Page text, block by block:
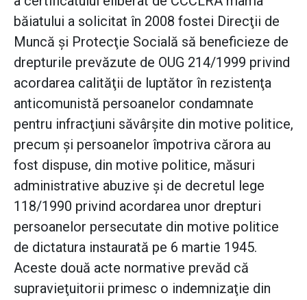
băiatului a solicitat în 2008 fostei Direcţii de
Muncă şi Protecţie Socială să beneficieze de
drepturile prevăzute de OUG 214/1999 privind
acordarea calităţii de luptător în rezistenţa
anticomunistă persoanelor condamnate
pentru infracţiuni săvârşite din motive politice,
precum şi persoanelor împotriva cărora au
fost dispuse, din motive politice, măsuri
administrative abuzive şi de decretul lege
118/1990 privind acordarea unor drepturi
persoanelor persecutate din motive politice
de dictatura instaurată pe 6 martie 1945.
Aceste două acte normative prevăd că
supravieţuitorii primesc o indemnizaţie din